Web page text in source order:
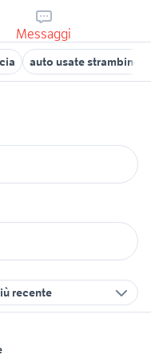
Messaggi
auto usate strambino
recente